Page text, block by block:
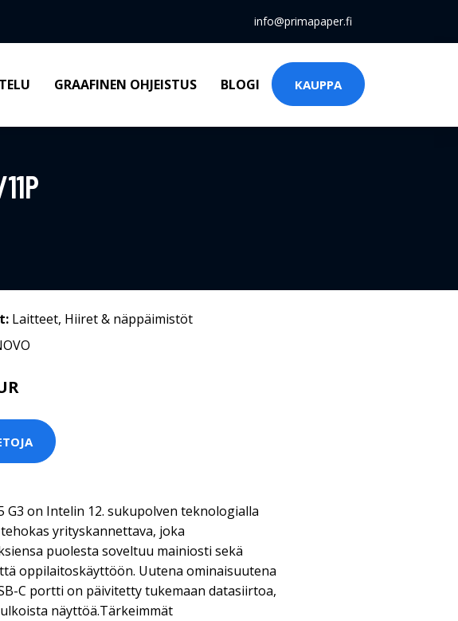
info@primapaper.fi
GRAAFINEN OHJEISTUS BLOGI KAUPPA
Laitteet, Hiiret & näppäimistöt
G3 on Intelin 12. sukupolven teknologialla
yrityskannettava, joka
puolesta soveltuu mainiosti sekä
oppilaitoskäyttöön. Uutena ominaisuutena
C portti on päivitetty tukemaan datasiirtoa,
näyttöä.Tärkeimmät